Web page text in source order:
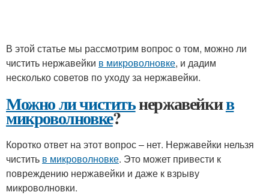
В этой статье мы рассмотрим вопрос о том, можно ли
чистить нержавейки в микроволновке, и дадим
несколько советов по уходу за нержавейки.
Можно ли чиститьнержавейкив
микроволновке?
Коротко ответ на этот вопрос – нет. Нержавейки нельзя
чистить в микроволновке. Это может привести к
повреждению нержавейки и даже к взрыву
микроволновки.